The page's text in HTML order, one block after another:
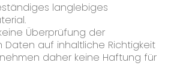
langlebiges
Überprüfung der
Daten auf inhaltliche Richtigkeit
daher keine Haftung für